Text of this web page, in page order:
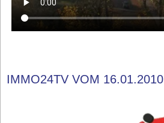
IMMO24TV VOM 16.01.2010